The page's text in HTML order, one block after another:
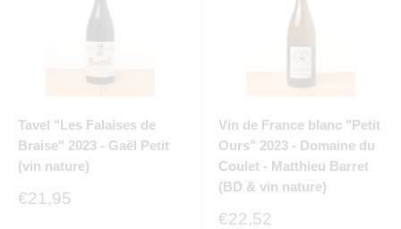
Tavel "Les Falaises de
Braise" 2023 - Gaël Petit
(vin nature)
Prix
€21,95
Vin de France blanc "Petit
Ours" 2023 - Domaine du
Coulet - Matthieu Barret
(BD & vin nature)
Prix
€22,52